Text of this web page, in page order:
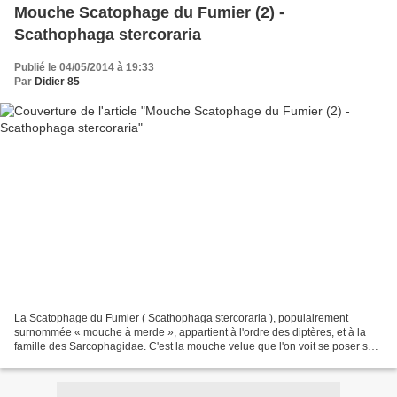
Mouche Scatophage du Fumier (2) -
Scathophaga stercoraria
Publié le 04/05/2014 à 19:33
Par Didier 85
La Scatophage du Fumier ( Scathophaga stercoraria ), populairement
surnommée « mouche à merde », appartient à l'ordre des diptères, et à la
famille des Sarcophagidae. C'est la mouche velue que l'on voit se poser sur